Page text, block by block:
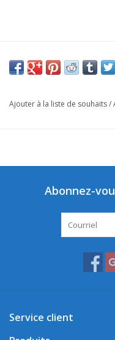
Ajouter à la liste de souhaits/
Abonnez-
Service client